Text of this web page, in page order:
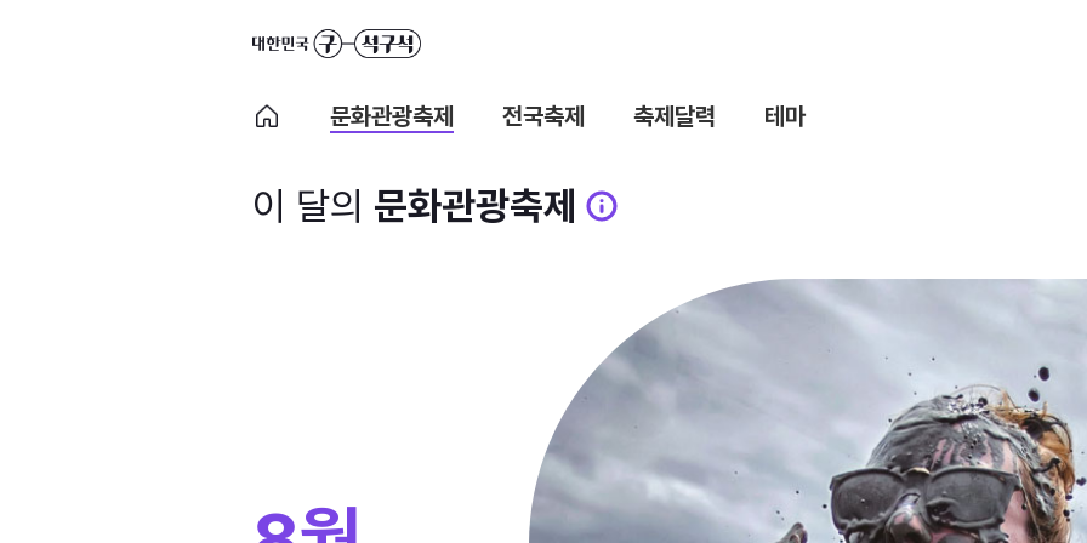
문화관광축제 전국축제 축제달력 테마
이 달의 문화관광축제